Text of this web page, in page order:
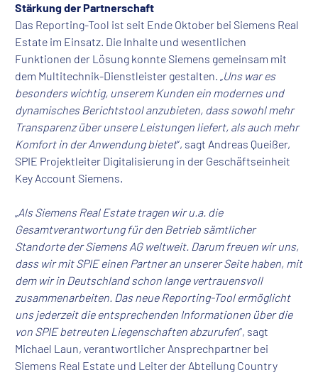
Stärkung der Partnerschaft
Das Reporting-Tool ist seit Ende Oktober bei Siemens Real
Estate im Einsatz. Die Inhalte und wesentlichen
Funktionen der Lösung konnte Siemens gemeinsam mit
dem Multitechnik-Dienstleister gestalten. „Uns war es
besonders wichtig, unserem Kunden ein modernes und
dynamisches Berichtstool anzubieten, dass sowohl mehr
Transparenz über unsere Leistungen liefert, als auch mehr
Komfort in der Anwendung bietet“, sagt Andreas Queißer,
SPIE Projektleiter Digitalisierung in der Geschäftseinheit
Key Account Siemens.
„Als Siemens Real Estate tragen wir u.a. die
Gesamtverantwortung für den Betrieb sämtlicher
Standorte der Siemens AG weltweit. Darum freuen wir uns,
dass wir mit SPIE einen Partner an unserer Seite haben, mit
dem wir in Deutschland schon lange vertrauensvoll
zusammenarbeiten. Das neue Reporting-Tool ermöglicht
uns jederzeit die entsprechenden Informationen über die
von SPIE betreuten Liegenschaften abzurufen“, sagt
Michael Laun, verantwortlicher Ansprechpartner bei
Siemens Real Estate und Leiter der Abteilung Country